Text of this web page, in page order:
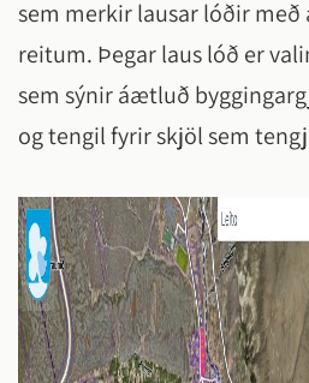
sem merkir lausar lóðir
reitum. Þegar laus lóð er
sem sýnir áætluð
og tengil fyrir skjöl sem